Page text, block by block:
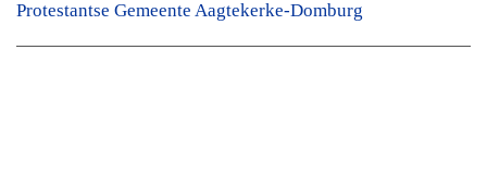
Protestantse Gemeente Aagtekerke-Domburg